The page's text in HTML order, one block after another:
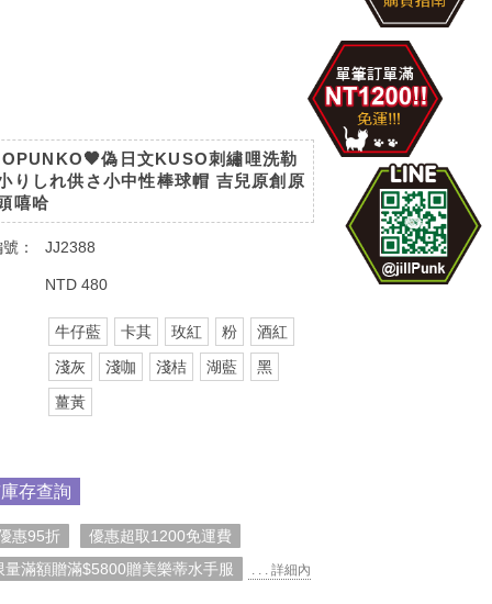
偽日文KUSO刺繡哩洗勒
りしれ供さ小中性棒球帽 吉兒原創原
嘻哈
： JJ2388
NTD 480
牛仔藍 卡其 玫紅 粉
酒紅
淺灰
淺咖 淺桔 湖藍
黑
薑黃
存查詢
惠95折
優惠超取1200免運費
量滿額贈滿$5800贈美樂蒂水手服
. . . 詳細內